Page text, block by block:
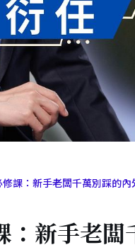
修課：新手老闆千萬別踩的
：新手老